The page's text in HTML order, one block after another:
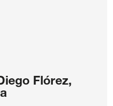
Flórez,